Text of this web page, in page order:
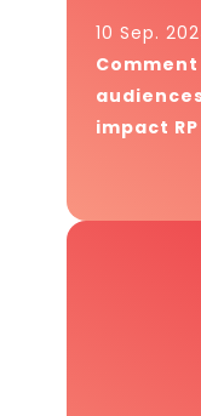
10 Sep.
impact RP